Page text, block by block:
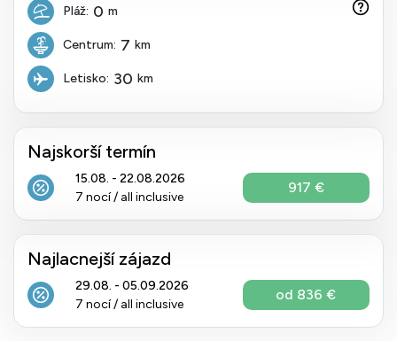
Pláž: 0 m
Centrum: 7 km
Letisko: 30 km
Najskorší termín
15.08. - 22.08.2026
7 nocí / all inclusive
917 €
Najlacnejší zájazd
29.08. - 05.09.2026
7 nocí / all inclusive
od 836 €